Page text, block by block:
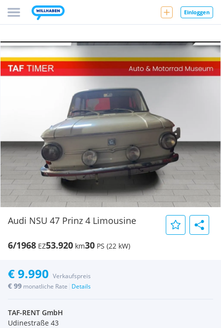
Einloggen
Audi NSU 47 Prinz 4 Limousine
6/1968 EZ53.920 km30 PS (22 kW)
€ 9.990 Verkaufspreis
€ 99 monatliche Rate Details
TAF-RENT GmbH
Udinestraße 43